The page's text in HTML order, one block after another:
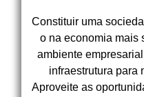
Constituir uma
o na economia mais
ambiente
infraestrutura para
Aproveite as